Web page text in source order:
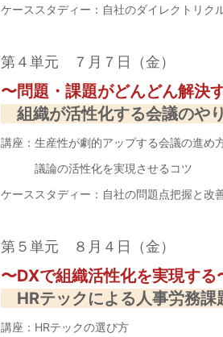
ケーススタディー：自社のダイレクトリク
第４単元 ７月７日（金）
〜問題・課題がどんどん解決
組織が活性化する会議のや
講座：生産性が劇的アップする会議の進め
議論の活性化を実現させるコツ
ケーススタディー：自社の問題点把握と改
第５単元 ８月４日（金）
〜DXで組織活性化を実現する
HRテックによる人事労務課
講座：HRテックの選び方